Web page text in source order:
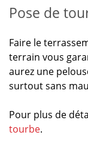
Pose de
Faire le
terrain vous
aurez une
surtout sans
Pour plus de
tourbe.